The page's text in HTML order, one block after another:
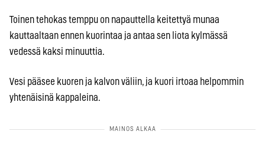
Toinen tehokas temppu on napauttella keitettyä munaa
kauttaaltaan ennen kuorintaa ja antaa sen liota kylmässä
vedessä kaksi minuuttia.
Vesi pääsee kuoren ja kalvon väliin, ja kuori irtoaa helpommin
yhtenäisinä kappaleina.